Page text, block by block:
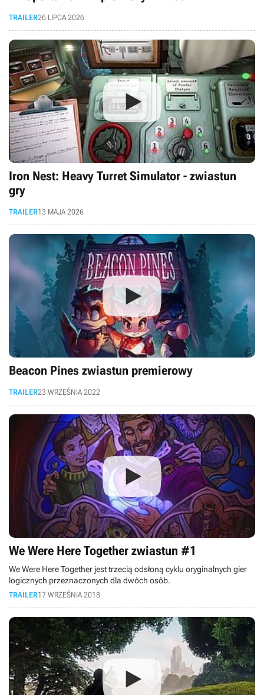
TRAILER26 LIPCA 2026
Iron Nest: Heavy Turret Simulator - zwiastun
gry
TRAILER13 MAJA 2026
Beacon Pines zwiastun premierowy
TRAILER23 WRZEŚNIA 2022
We Were Here Together zwiastun #1
We Were Here Together jest trzecią odsłoną cyklu oryginalnych gier
logicznych przeznaczonych dla dwóch osób.
TRAILER17 WRZEŚNIA 2018